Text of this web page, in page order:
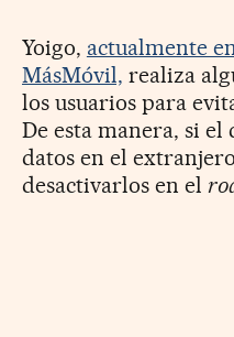
Yoigo, actualmente
MásMóvil, realiza
los usuarios para
De esta manera, si
datos en el
desactivarlos en el